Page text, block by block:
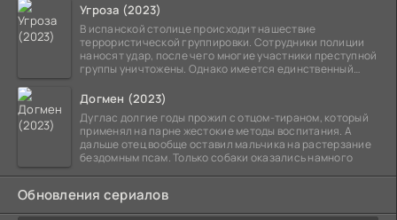
Угроза (2023)
В испанской столице происходит нашествие
террористической группировки. Сотрудники полиции
наносят удар, после чего многие участники преступной
группы уничтожены. Однако имеется единственный
Догмен (2023)
Дуглас долгие годы прожил с отцом-тираном, который
применял на парне жестокие методы воспитания. А
дальше отец вообще оставил мальчика на растерзание
бездомным псам. Только собаки оказались намного
Обновления сериалов